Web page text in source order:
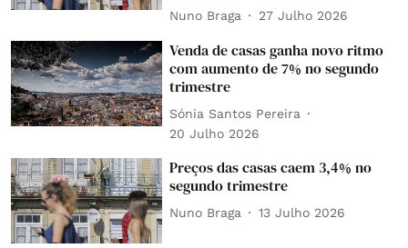
Nuno Braga 27 Julho 2026
Venda de casas ganha novo ritmo
com aumento de 7% no segundo
trimestre
Sónia Santos Pereira
20 Julho 2026
Preços das casas caem 3,4% no
segundo trimestre
Nuno Braga 13 Julho 2026